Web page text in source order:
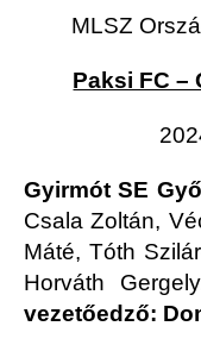
MLSZ
Paksi FC –
Gyirmót SE
Csala Zoltán,
Máté, Tóth
Horváth
vezetőedző: